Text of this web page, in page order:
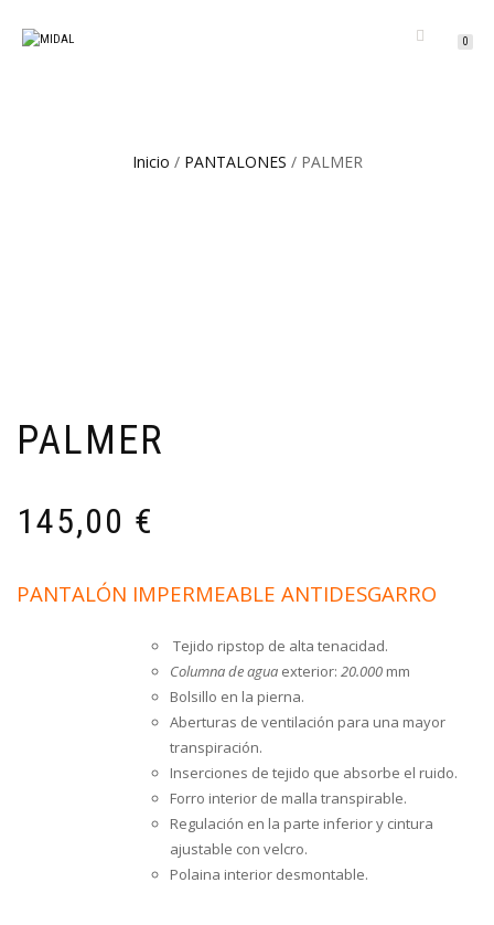
0
Inicio / PANTALONES / PALMER
PALMER
145,00 €
PANTALÓN IMPERMEABLE ANTIDESGARRO
Tejido ripstop de alta tenacidad.
Columna de aguaexterior: 20.000mm
Bolsillo en la pierna.
Aberturas de ventilación para una mayor
transpiración.
Inserciones de tejido que absorbe el ruido.
Forro interior de malla transpirable.
Regulación en la parte inferior y cintura
ajustable con velcro.
Polaina interior desmontable.